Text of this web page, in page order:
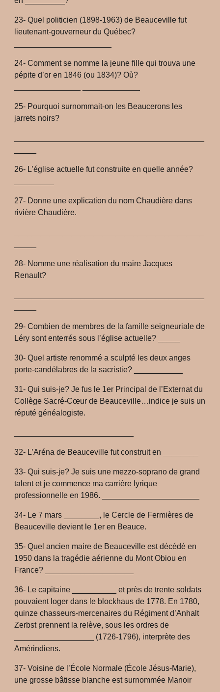
23- Quel politicien (1898-1963) de Beauceville fut
lieutenant-gouverneur du Québec?
24- Comment se nomme la jeune fille qui trouva une
pépite d’or en 1846 (ou 1834)? Où?
25- Pourquoi surnommait-on les Beaucerons les
jarrets noirs?
26- L’église actuelle fut construite en quelle année?
27- Donne une explication du nom Chaudière dans
rivière Chaudière.
28- Nomme une réalisation du maire Jacques
Renault?
29- Combien de membres de la famille seigneuriale de
Léry sont enterrés sous l’église actuelle? _____
30- Quel artiste renommé a sculpté les deux anges
porte-candélabres de la sacristie? ___________
31- Qui suis-je? Je fus le 1er Principal de l’Externat du
Collège Sacré-Cœur de Beauceville…indice je suis un
réputé généalogiste.
32- L’Aréna de Beauceville fut construit en ________
33- Qui suis-je? Je suis une mezzo-soprano de grand
talent et je commence ma carrière lyrique
professionnelle en 1986. ______________________
34- Le 7 mars ________, le Cercle de Fermières de
Beauceville devient le 1er en Beauce.
35- Quel ancien maire de Beauceville est décédé en
1950 dans la tragédie aérienne du Mont Obiou en
France? ____________________
36- Le capitaine __________ et près de trente soldats
pouvaient loger dans le blockhaus de 1778. En 1780,
quinze chasseurs-mercenaires du Régiment d’Anhalt
Zerbst prennent la relève, sous les ordres de
__________________ (1726-1796), interprète des
Amérindiens.
37- Voisine de l’École Normale (École Jésus-Marie),
une grosse bâtisse blanche est surnommée Manoir